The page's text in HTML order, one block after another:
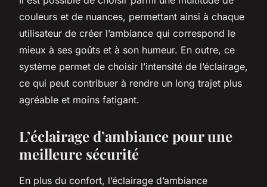
couleurs et de nuances, permettant ainsi à chaque
utilisateur de créer l’ambiance qui correspond le
mieux à ses goûts et à son humeur. En outre, ce
système permet de choisir l’intensité de l’éclairage,
ce qui peut contribuer à rendre un long trajet plus
agréable et moins fatigant.
L’éclairage d’ambiance pour une
meilleure sécurité
En plus du confort, l’éclairage d’ambiance